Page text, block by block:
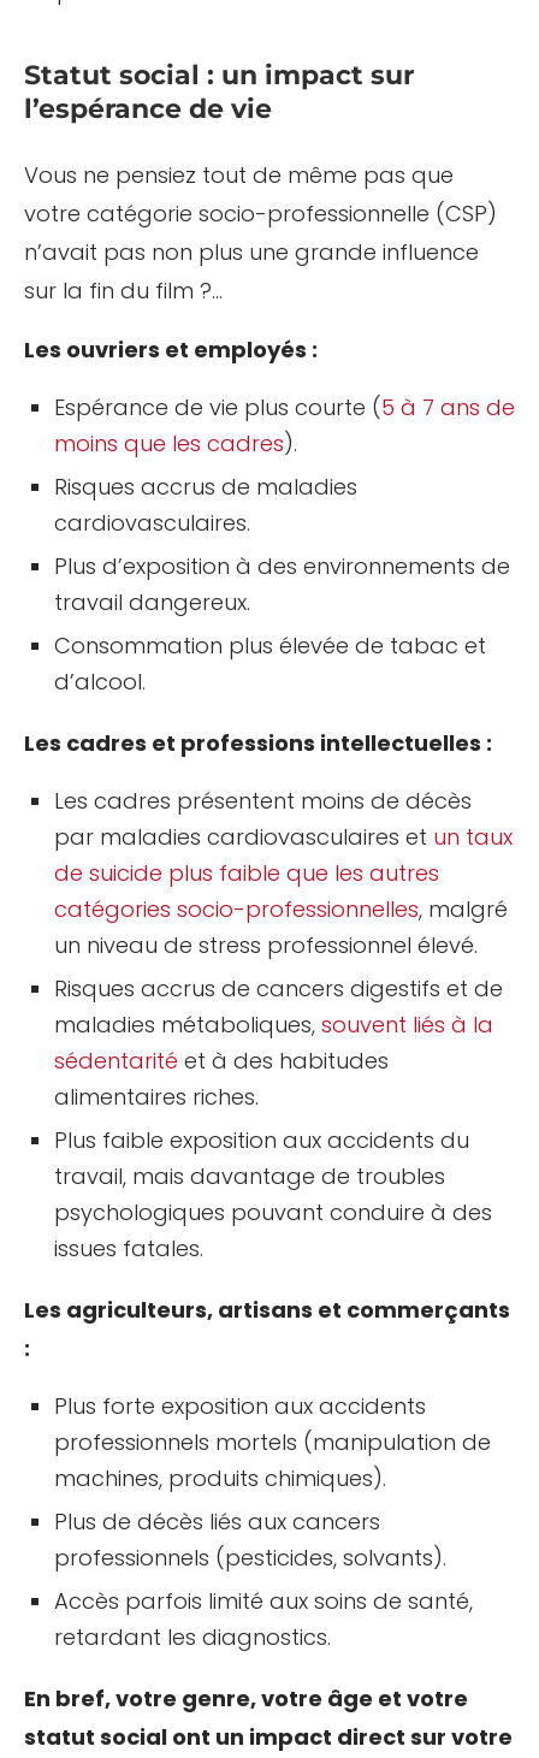
Statut social : un impact sur
l’espérance de vie
Vous ne pensiez tout de même pas que
votre catégorie socio-professionnelle (CSP)
n’avait pas non plus une grande influence
sur la fin du film ?…
Les ouvriers et employés :
Espérance de vie plus courte (5 à 7 ans de
moins que les cadres).
Risques accrus de maladies
cardiovasculaires.
Plus d’exposition à des environnements de
travail dangereux.
Consommation plus élevée de tabac et
d’alcool.
Les cadres et professions intellectuelles :
Les cadres présentent moins de décès
par maladies cardiovasculaires et un taux
de suicide plus faible que les autres
catégories socio-professionnelles, malgré
un niveau de stress professionnel élevé.
Risques accrus de cancers digestifs et de
maladies métaboliques, souvent liés à la
sédentarité et à des habitudes
alimentaires riches.
Plus faible exposition aux accidents du
travail, mais davantage de troubles
psychologiques pouvant conduire à des
issues fatales.
Les agriculteurs, artisans et commerçants
:
Plus forte exposition aux accidents
professionnels mortels (manipulation de
machines, produits chimiques).
Plus de décès liés aux cancers
professionnels (pesticides, solvants).
Accès parfois limité aux soins de santé,
retardant les diagnostics.
En bref, votre genre, votre âge et votre
statut social ont un impact direct sur votre